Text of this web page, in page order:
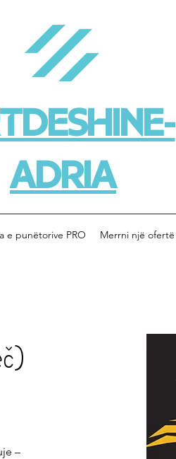
ADRIA
e punëtorive PRO Merrni një ofertë
–